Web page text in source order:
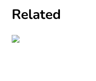
Related